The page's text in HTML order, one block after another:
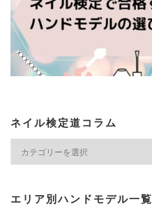
ネイル検定道コラム
定
エリア別ハンドモデル一覧